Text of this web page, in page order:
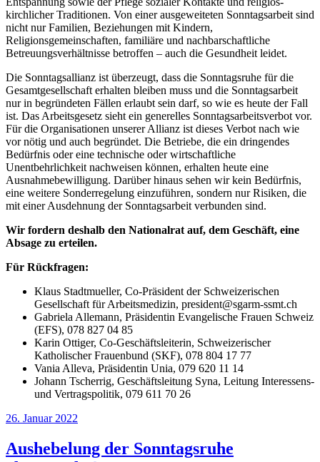
kirchlicher Traditionen. Von einer ausgeweiteten Sonntagsarbeit sind
nicht nur Familien, Beziehungen mit Kindern,
Religionsgemeinschaften, familiäre und nachbarschaftliche
Betreuungsverhältnisse betroffen – auch die Gesundheit leidet.
Die Sonntagsallianz ist überzeugt, dass die Sonntagsruhe für die
Gesamtgesellschaft erhalten bleiben muss und die Sonntagsarbeit
nur in begründeten Fällen erlaubt sein darf, so wie es heute der Fall
ist. Das Arbeitsgesetz sieht ein generelles Sonntagsarbeitsverbot vor.
Für die Organisationen unserer Allianz ist dieses Verbot nach wie
vor nötig und auch begründet. Die Betriebe, die ein dringendes
Bedürfnis oder eine technische oder wirtschaftliche
Unentbehrlichkeit nachweisen können, erhalten heute eine
Ausnahmebewilligung. Darüber hinaus sehen wir kein Bedürfnis,
eine weitere Sonderregelung einzuführen, sondern nur Risiken, die
mit einer Ausdehnung der Sonntagsarbeit verbunden sind.
Wir fordern deshalb den Nationalrat auf, dem Geschäft, eine
Absage zu erteilen.
Für Rückfragen:
Klaus Stadtmueller, Co-Präsident der Schweizerischen
Gesellschaft für Arbeitsmedizin, president@sgarm-ssmt.ch
Gabriela Allemann, Präsidentin Evangelische Frauen Schweiz
(EFS), 078 827 04 85
Karin Ottiger, Co-Geschäftsleiterin, Schweizerischer
Katholischer Frauenbund (SKF), 078 804 17 77
Vania Alleva, Präsidentin Unia, 079 620 11 14
Johann Tscherrig, Geschäftsleitung Syna, Leitung Interessens-
und Vertragspolitik, 079 611 70 26
Veröffentlicht
26. Januar 2022
Aushebelung der Sonntagsruhe